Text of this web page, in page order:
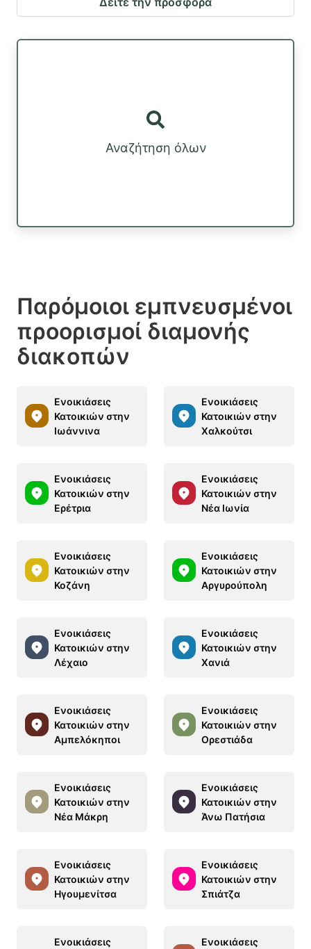
Αναζήτηση όλων
Παρόμοιοι εμπνευσμένοι
προορισμοί διαμονής
διακοπών
Ενοικιάσεις
Κατοικιών στην
Ιωάννινα
Ενοικιάσεις
Κατοικιών στην
Χαλκούτσι
Ενοικιάσεις
Κατοικιών στην
Ερέτρια
Ενοικιάσεις
Κατοικιών στην
Νέα Ιωνία
Ενοικιάσεις
Κατοικιών στην
Κοζάνη
Ενοικιάσεις
Κατοικιών στην
Αργυρούπολη
Ενοικιάσεις
Κατοικιών στην
Λέχαιο
Ενοικιάσεις
Κατοικιών στην
Χανιά
Ενοικιάσεις
Κατοικιών στην
Αμπελόκηποι
Ενοικιάσεις
Κατοικιών στην
Ορεστιάδα
Ενοικιάσεις
Κατοικιών στην
Νέα Μάκρη
Ενοικιάσεις
Κατοικιών στην
Άνω Πατήσια
Ενοικιάσεις
Κατοικιών στην
Ηγουμενίτσα
Ενοικιάσεις
Κατοικιών στην
Σπιάτζα
Ενοικιάσεις Ενοικιάσεις